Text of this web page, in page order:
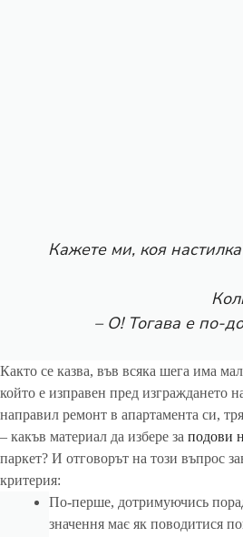
Кажете ми, коя
– О! Тогава е по-
Както се казва, във всяка шега има
който е изправен пред изграждането
направил ремонт в апартамента си,
– какъв материал да избере за подови
паркет? И отговорът на този въпрос
критерия:
По-перше, дотримуючись
значення має як поводитися